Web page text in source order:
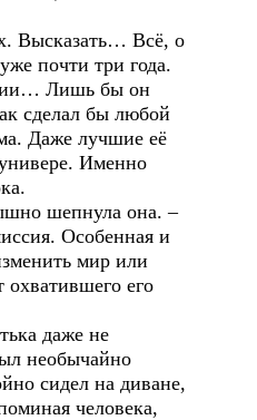
Высказать… Всё, о
почти три года.
Лишь бы он
сделал бы любой
Даже лучшие её
Именно
шепнула она. –
Особенная и
мир или
охватившего его
даже не
необычайно
сидел на диване,
человека,